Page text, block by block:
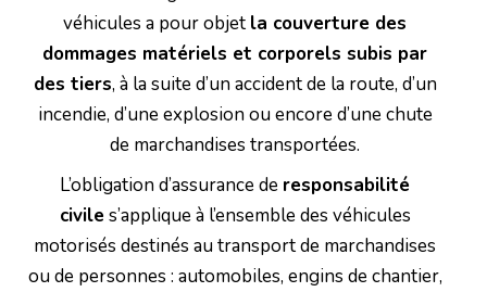
véhicules a pour objet la couverture des
dommages matériels et corporels subis par
des tiers, à la suite d’un accident de la route, d’un
incendie, d’une explosion ou encore d’une chute
de marchandises transportées.
L’obligation d’assurance de responsabilité
civile s’applique à l’ensemble des véhicules
motorisés destinés au transport de marchandises
ou de personnes : automobiles, engins de chantier,